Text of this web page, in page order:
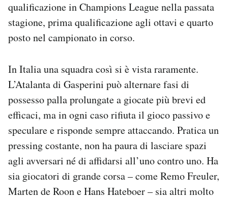
qualificazione in Champions League nella passata
stagione, prima qualificazione agli ottavi e quarto
posto nel campionato in corso.
In Italia una squadra così si è vista raramente.
L’Atalanta di Gasperini può alternare fasi di
possesso palla prolungate a giocate più brevi ed
efficaci, ma in ogni caso rifiuta il gioco passivo e
speculare e risponde sempre attaccando. Pratica un
pressing costante, non ha paura di lasciare spazi
agli avversari né di affidarsi all’uno contro uno. Ha
sia giocatori di grande corsa – come Remo Freuler,
Marten de Roon e Hans Hateboer – sia altri molto